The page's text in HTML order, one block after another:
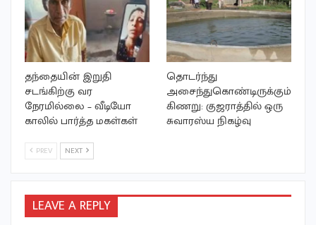
தந்தையின் இறுதி
சடங்கிற்கு வர
நேரமில்லை – வீடியோ
காலில் பார்த்த மகள்கள்
தொடர்ந்து
அசைந்துகொண்டிருக்கும்
கிணறு: குஜராத்தில் ஒரு
சுவாரஸ்ய நிகழ்வு
PREV NEXT
LEAVE A REPLY